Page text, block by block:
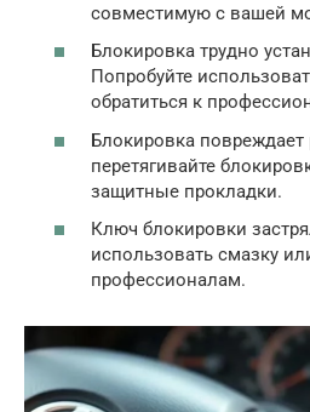
совместимую с вашей
Блокировка трудно
Попробуйте
обратиться к
Блокировка
перетягивайте
защитные прокладки.
Ключ блокировки
использовать смазку
профессионалам.